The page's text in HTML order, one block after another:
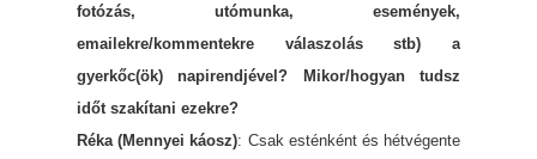
fotózás, utómunka, események,
emailekre/kommentekre válaszolás stb) a
gyerkőc(ök) napirendjével? Mikor/hogyan tudsz
időt szakítani ezekre?
Réka (Mennyei káosz): Csak esténként és hétvégente